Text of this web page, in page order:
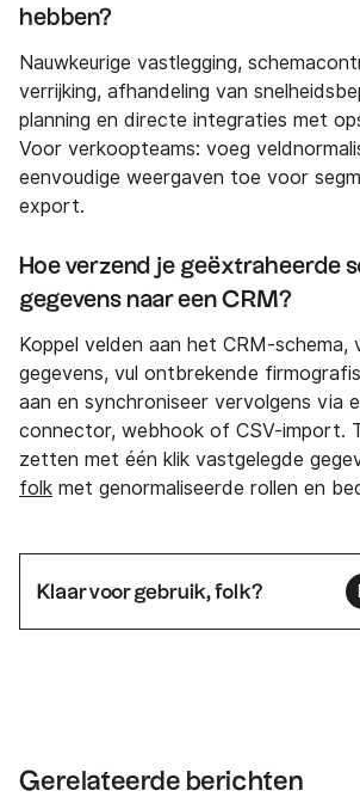
hebben?
Nauwkeurige vastlegging,
verrijking, afhandeling van
planning en directe integraties met
Voor verkoopteams: voeg
eenvoudige weergaven toe voor
export.
Hoe verzend je geëxtraheerde
gegevens naar een CRM?
Koppel velden aan het CRM-schema,
gegevens, vul ontbrekende
aan en synchroniseer vervolgens via
connector, webhook of CSV-import.
zetten met één klik vastgelegde
folk met genormaliseerde rollen en
Klaar voor gebruik, folk?
Gerelateerde berichten